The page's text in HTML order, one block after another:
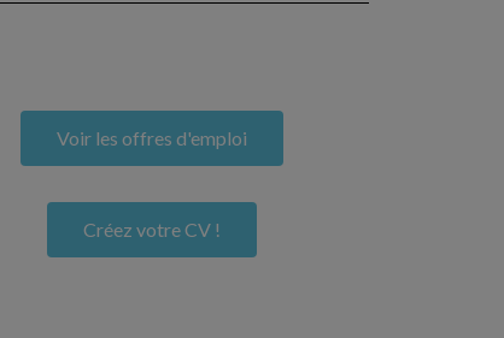
Voir les offres d'emploi
Créez votre CV !